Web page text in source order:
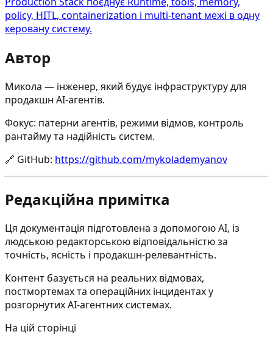
policy, HITL, containerization і multi-tenant межі в одну
керовану систему.
Автор
Микола — інженер, який будує інфраструктуру для
продакшн AI-агентів.
Фокус: патерни агентів, режими відмов, контроль
рантайму та надійність систем.
🔗 GitHub: https://github.com/mykolademyanov
Редакційна примітка
Ця документація підготовлена з допомогою AI, із
людською редакторською відповідальністю за
точність, ясність і продакшн-релевантність.
Контент базується на реальних відмовах,
постмортемах та операційних інцидентах у
розгорнутих AI-агентних системах.
На цій сторінці